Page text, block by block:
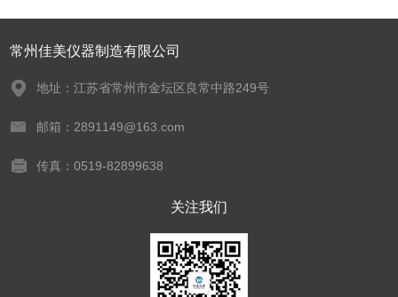
常州佳美仪器制造有限公司
地址：江苏省常州市金坛区良常中路249号
邮箱：2891149@163.com
传真：0519-82899638
关注我们